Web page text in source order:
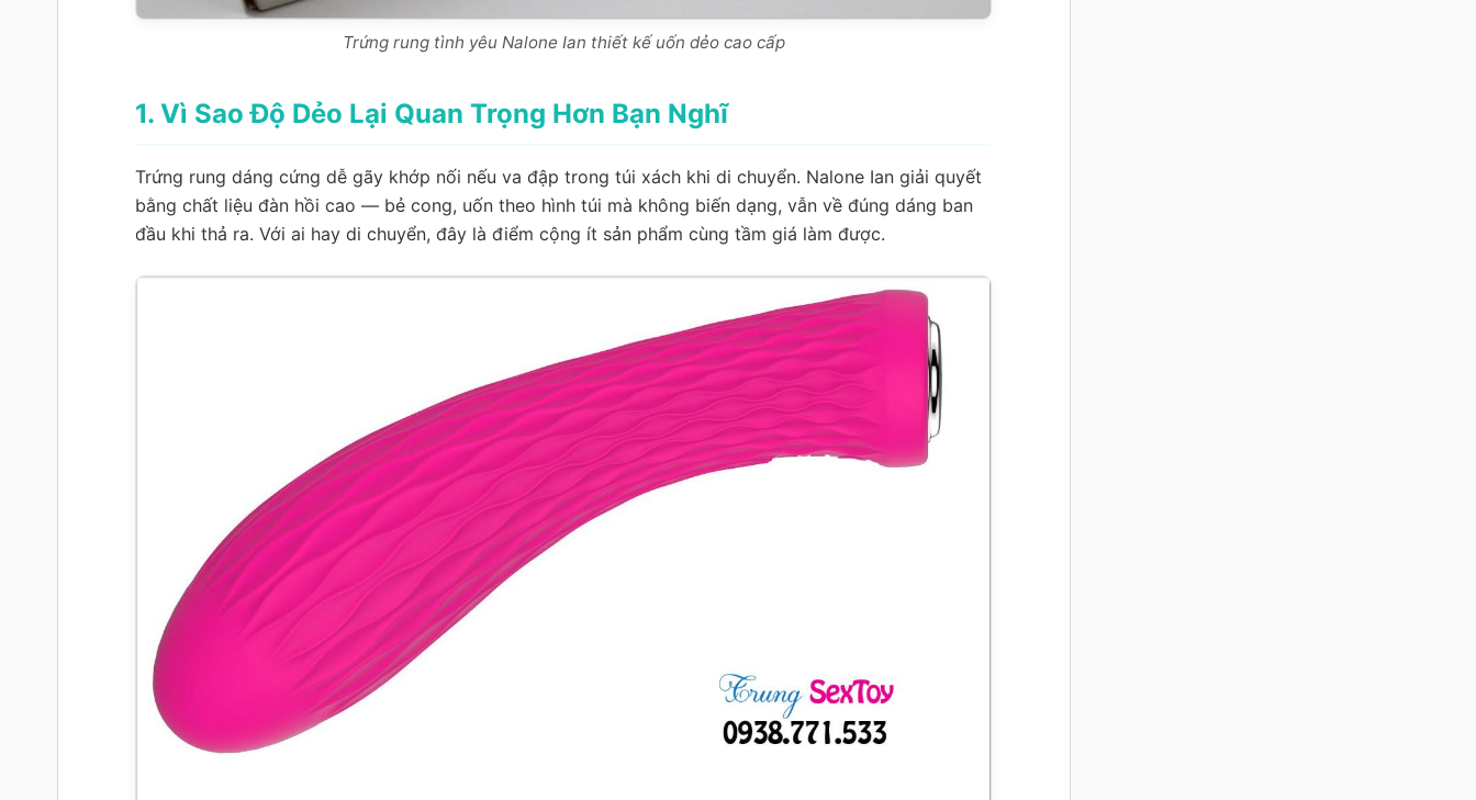
Trứng rung tình yêu Nalone Ian thiết kế uốn dẻo cao cấp
1. Vì Sao Độ Dẻo Lại Quan Trọng Hơn Bạn Nghĩ
Trứng rung dáng cứng dễ gãy khớp nối nếu va đập trong túi xách khi di chuyển. Nalone Ian giải quyết
bằng chất liệu đàn hồi cao — bẻ cong, uốn theo hình túi mà không biến dạng, vẫn về đúng dáng ban
đầu khi thả ra. Với ai hay di chuyển, đây là điểm cộng ít sản phẩm cùng tầm giá làm được.